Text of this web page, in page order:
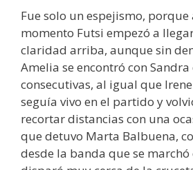
Fue solo un espejismo, porque
momento Futsi empezó a
claridad arriba, aunque sin
Amelia se encontró con Sandra
consecutivas, al igual que
seguía vivo en el partido y
recortar distancias con una
que detuvo Marta Balbuena,
desde la banda que se marchó